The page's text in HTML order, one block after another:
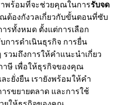
าพร้อมที่จะช่วยคุณในการรับจด
ต้องกังวลเกี่ยวกับขั้นตอนที่ซับ
รทั้งหมด ตั้งแต่การเลือก
การดำเนินธุรกิจ การยื่น
วมถึงการให้คำแนะนำเกี่ยว
าษี เพื่อให้ธุรกิจของคุณ
ะยั่งยืน เรายังพร้อมให้คำ
รขยายตลาด และการใช้